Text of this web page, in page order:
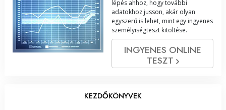
lépés ahhoz, hogy további
adatokhoz jusson, akár olyan
egyszerű is lehet, mint egy ingyenes
személyiségteszt kitöltése.
INGYENES ONLINE
TESZT
KEZDŐKÖNYVEK